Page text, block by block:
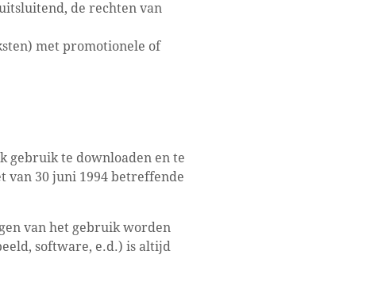
de rechten van
met promotionele of
gebruik te downloaden en te
van 30 juni 1994 betreffende
van het gebruik worden
software, e.d.) is altijd